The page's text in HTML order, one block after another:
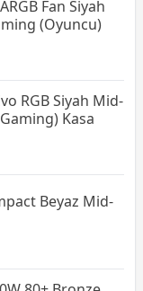
Fan Siyah
(Oyuncu)
RGB Siyah Mid-
Kasa
Beyaz Mid-